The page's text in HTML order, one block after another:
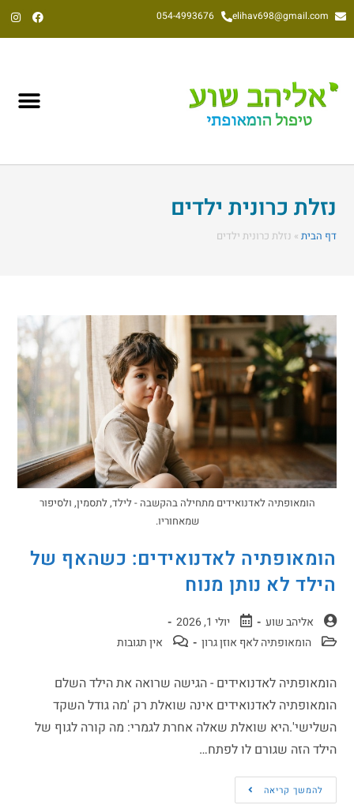
elihav698@gmail.com
054-4993676
נזלת כרונית ילדים
דף הבית » נזלת כרונית ילדים
הומאופתיה לאדנואידים מתחילה בהקשבה - לילד, לתסמין, ולסיפור
שמאחוריו.
הומאופתיה לאדנואידים: כשהאף של
הילד לא נותן מנוח
אליהב שוע
יולי 1, 2026
הומאופתיה לאף אוזן גרון
אין תגובות
הומאופתיה לאדנואידים - הגישה שרואה את הילד השלם
הומאופתיה לאדנואידים אינה שואלת רק 'מה גודל השקד
השלישי'.היא שואלת שאלה אחרת לגמרי: מה קורה לגוף של
הילד הזה שגורם לו לפתח…
להמשך קריאה